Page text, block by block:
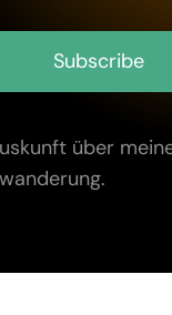
Subscribe
über